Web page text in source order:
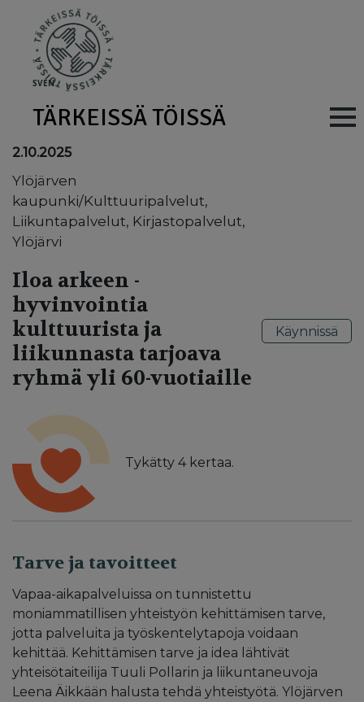
SVEN
TÄRKEISSÄ TÖISSÄ Main
2.10.2025
Ylöjärven
kaupunki/Kulttuuripalvelut,
Liikuntapalvelut, Kirjastopalvelut,
Ylöjärvi
Iloa arkeen -
hyvinvointia
kulttuurista ja
liikunnasta tarjoava
ryhmä yli 60-vuotiaille
Tykätty 4kertaa.
Käynnissä
Tarve ja tavoitteet
Vapaa-aikapalveluissa on tunnistettu
moniammatillisen yhteistyön kehittämisen tarve,
jotta palveluita ja työskentelytapoja voidaan
kehittää. Kehittämisen tarve ja idea lähtivät
yhteisötaiteilija Tuuli Pollarin ja liikuntaneuvoja
Leena Äikkään halusta tehdä yhteistyötä. Ylöjärven